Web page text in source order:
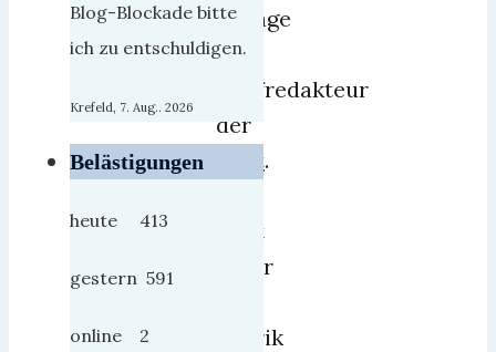
Ansage
vom
Chefredakteur
der
Welt.
läuft
unter
Rubrik
Blog-Blockade bitte
ich zu entschuldigen.
Krefeld, 7. Aug.. 2026
Belästigungen
heute 413
gestern 591
online 2